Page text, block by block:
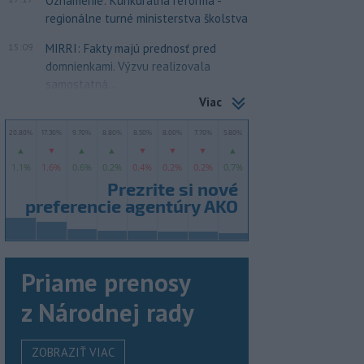
regionálne turné ministerstva školstva
15:09
MIRRI: Fakty majú prednosť pred
domnienkami. Výzvu realizovala
samostatná...
Viac
Priame prenosy
z Národnej rady
ZOBRAZIŤ VIAC